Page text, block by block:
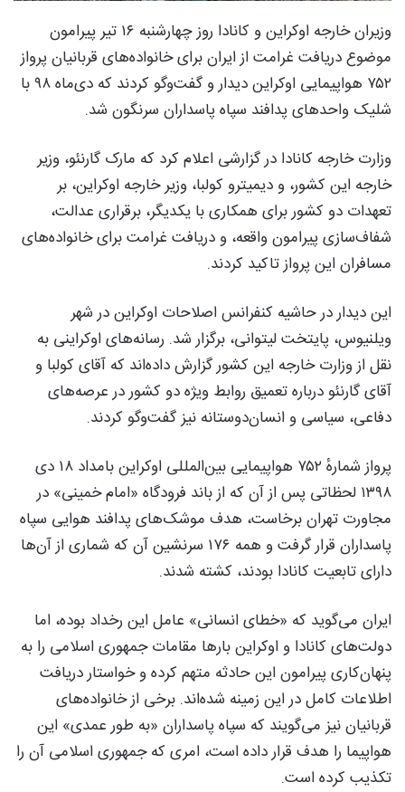
وزیران خارجه اوکراین و کانادا روز چهارشنبه ۱۶ تیر پیرامون
موضوع دریافت غرامت از ایران برای خانواده‌های قربانیان پرواز
۷۵۲ هواپیمایی اوکراین دیدار و گفت‌وگو کردند که دی‌ماه ۹۸ با
شلیک واحدهای پدافند سپاه پاسداران سرنگون شد.
وزارت خارجه کانادا در گزارشی اعلام کرد که مارک گارنئو، وزیر
خارجه این کشور، و دیمیترو کولبا، وزیر خارجه اوکراین، بر
تعهدات دو کشور برای همکاری با یکدیگر، برقراری عدالت،
شفاف‌سازی پیرامون واقعه، و دریافت غرامت برای خانواده‌های
مسافران این پرواز تاکید کردند.
این دیدار در حاشیه کنفرانس اصلاحات اوکراین در شهر
ویلنیوس، پایتخت لیتوانی، برگزار شد. رسانه‌های اوکراینی به
نقل از وزارت خارجه این کشور گزارش داده‌اند که آقای کولبا و
آقای گارنئو درباره تعمیق روابط ویژه دو کشور در عرصه‌های
دفاعی، سیاسی و انسان‌دوستانه نیز گفت‌وگو کردند.
پرواز شمارهٔ ۷۵۲ هواپیمایی بین‌المللی اوکراین بامداد ۱۸ دی
۱۳۹۸ لحظاتی پس از آن که از باند فرودگاه «امام خمینی» در
مجاورت تهران برخاست، هدف موشک‌های پدافند هوایی سپاه
پاسداران قرار گرفت و همه ۱۷۶ سرنشین آن که شماری از آن‌ها
دارای تابعیت کانادا بودند، کشته شدند.
ایران می‌گوید که «خطای انسانی» عامل این رخداد بوده، اما
دولت‌های کانادا و اوکراین بارها مقامات جمهوری اسلامی را به
پنهان‌کاری پیرامون این حادثه متهم کرده و خواستار دریافت
اطلاعات کامل در این زمینه شده‌اند. برخی از خانواده‌های
قربانیان نیز می‌گویند که سپاه پاسداران «به طور عمدی» این
هواپیما را هدف قرار داده است، امری که جمهوری اسلامی آن را
تکذیب کرده است.